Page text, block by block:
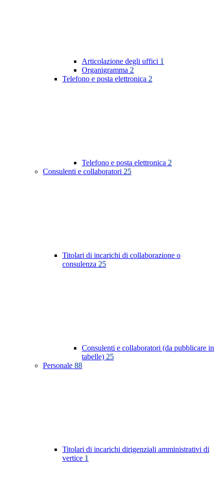
Articolazione degli uffici 1
Organigramma 2
Telefono e posta elettronica 2
Telefono e posta elettronica 2
Consulenti e collaboratori 25
Titolari di incarichi di collaborazione o
consulenza 25
Consulenti e collaboratori (da pubblicare in
tabelle) 25
Personale 88
Titolari di incarichi dirigenziali amministrativi di
vertice 1